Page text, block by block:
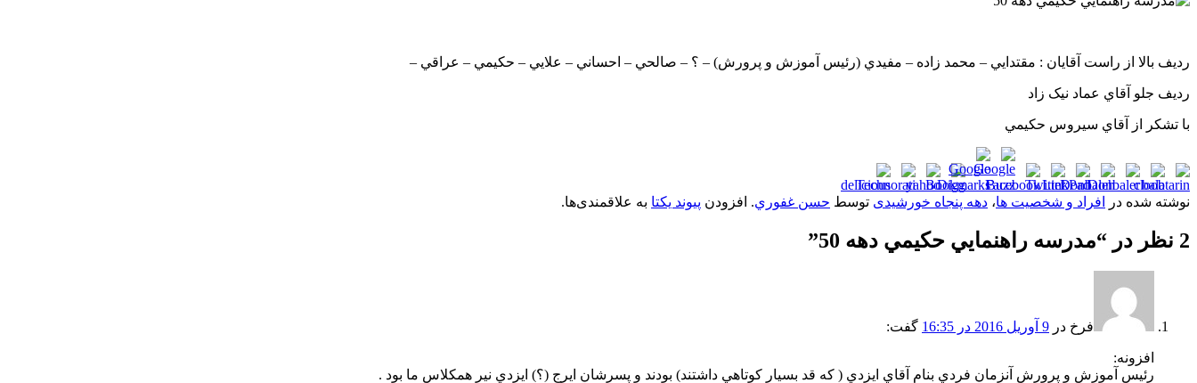
رديف بالا از راست آقايان : مقتدايي – محمد زاده – مفيدي (رئيس آموزش و پرورش) – ؟ – صالحي – احساني – علايي – حکيمي – عراقي –
رديف جلو آقاي عماد نيک زاد
با تشکر از آقاي سيروس حکيمي
نوشته شده در افراد و شخصیت ها، دهه پنجاه خورشیدی توسط حسن غفوري. افزودن پیوند یکتا به علاقمندی‌ها.
2 نظر در “ مدرسه راهنمايي حکيمي دهه 50 ”
فرخ در 9 آوریل 2016 در 16:35 گفت:
افزونه:
رئيس آموزش و پرورش آنزمان فردي بنام آقاي ايزدي ( كه قد بسيار كوتاهي داشتند) بودند و پسرشان ايرج (؟) ايزدي نير همكلاس ما بود .